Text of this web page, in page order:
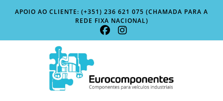
APOIO AO CLIENTE: (+351) 236 621 075 (CHAMADA PARA A
REDE FIXA NACIONAL)